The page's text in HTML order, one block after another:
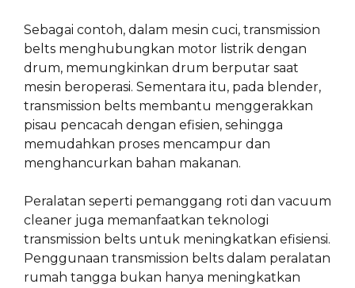
Sebagai contoh, dalam mesin cuci, transmission
belts menghubungkan motor listrik dengan
drum, memungkinkan drum berputar saat
mesin beroperasi. Sementara itu, pada blender,
transmission belts membantu menggerakkan
pisau pencacah dengan efisien, sehingga
memudahkan proses mencampur dan
menghancurkan bahan makanan.
Peralatan seperti pemanggang roti dan vacuum
cleaner juga memanfaatkan teknologi
transmission belts untuk meningkatkan efisiensi.
Penggunaan transmission belts dalam peralatan
rumah tangga bukan hanya meningkatkan